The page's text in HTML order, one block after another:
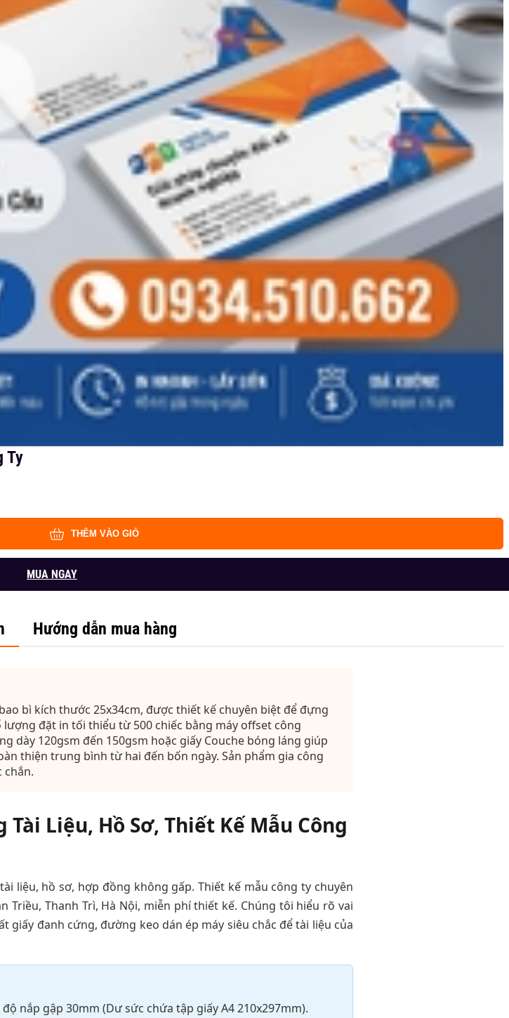
Ty
THÊM VÀO GIỎ
MUA NGAY
Hướng dẫn mua hàng
bì kích thước 25x34cm, được thiết kế chuyên biệt để đựng
đặt in tối thiểu từ 500 chiếc bằng máy offset công
dày 120gsm đến 150gsm hoặc giấy Couche bóng láng giúp
thiện trung bình từ hai đến bốn ngày. Sản phẩm gia công
chắn.
Liệu, Hồ Sơ, Thiết Kế Mẫu Công
liệu, hồ sơ, hợp đồng không gấp. Thiết kế mẫu công ty chuyên
Triều, Thanh Trì, Hà Nội, miễn phí thiết kế. Chúng tôi hiểu rõ vai
giấy đanh cứng, đường keo dán ép máy siêu chắc để tài liệu của
nắp gập 30mm (Dư sức chứa tập giấy A4 210x297mm).